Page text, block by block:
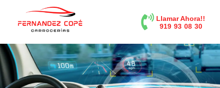
Llamar Ahora!!
919 93 08 30